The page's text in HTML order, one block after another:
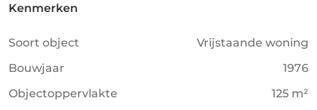
Kenmerken
Soort object
Vrijstaande woning
Bouwjaar
1976
Objectoppervlakte
125 m²